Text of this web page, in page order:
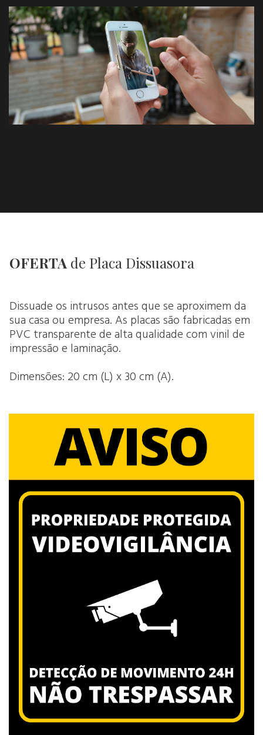
OFERTA de Placa Dissuasora
Dissuade os intrusos antes que se aproximem da
sua casa ou empresa. As placas são fabricadas em
PVC transparente de alta qualidade com vinil de
impressão e laminação.
Dimensões: 20 cm (L) x 30 cm (A).